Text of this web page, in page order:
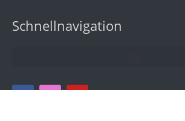
Schnellnavigation